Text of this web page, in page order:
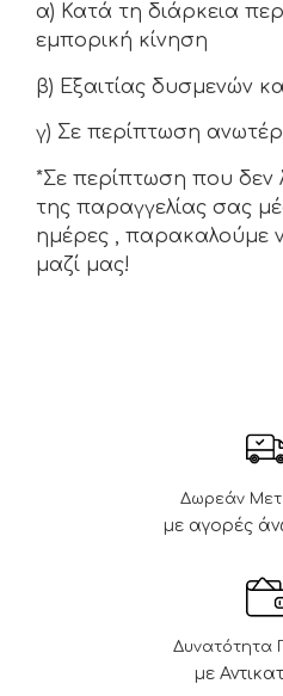
α) Κατά τη διάρκεια
εμπορική κίνηση
β) Εξαιτίας δυσμενών
γ) Σε περίπτωση
*Σε περίπτωση που δεν
της παραγγελίας σας
ημέρες , παρακαλούμε
μαζί μας!
Δωρεάν
με αγορές
Δυνατότητα
με